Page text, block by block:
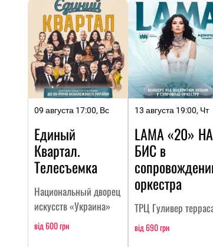
09 августа 17:00, Вс
Единый
Квартал.
Телесъемка
Национальный дворец
искусств «Украина»
від 600 грн
13 августа 19:00, Чт
LAMA «20» НА
БИC в
оркестра
ТРЦ Гуливер
від 690 грн